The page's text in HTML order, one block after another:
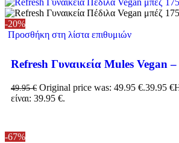
-20%
Προσθήκη στη λίστα επιθυμιών
Refresh Γυναικεία Mules Vegan
49.95€ Original price was: 49.95 €.39.95 €
είναι: 39.95 €.
-67%